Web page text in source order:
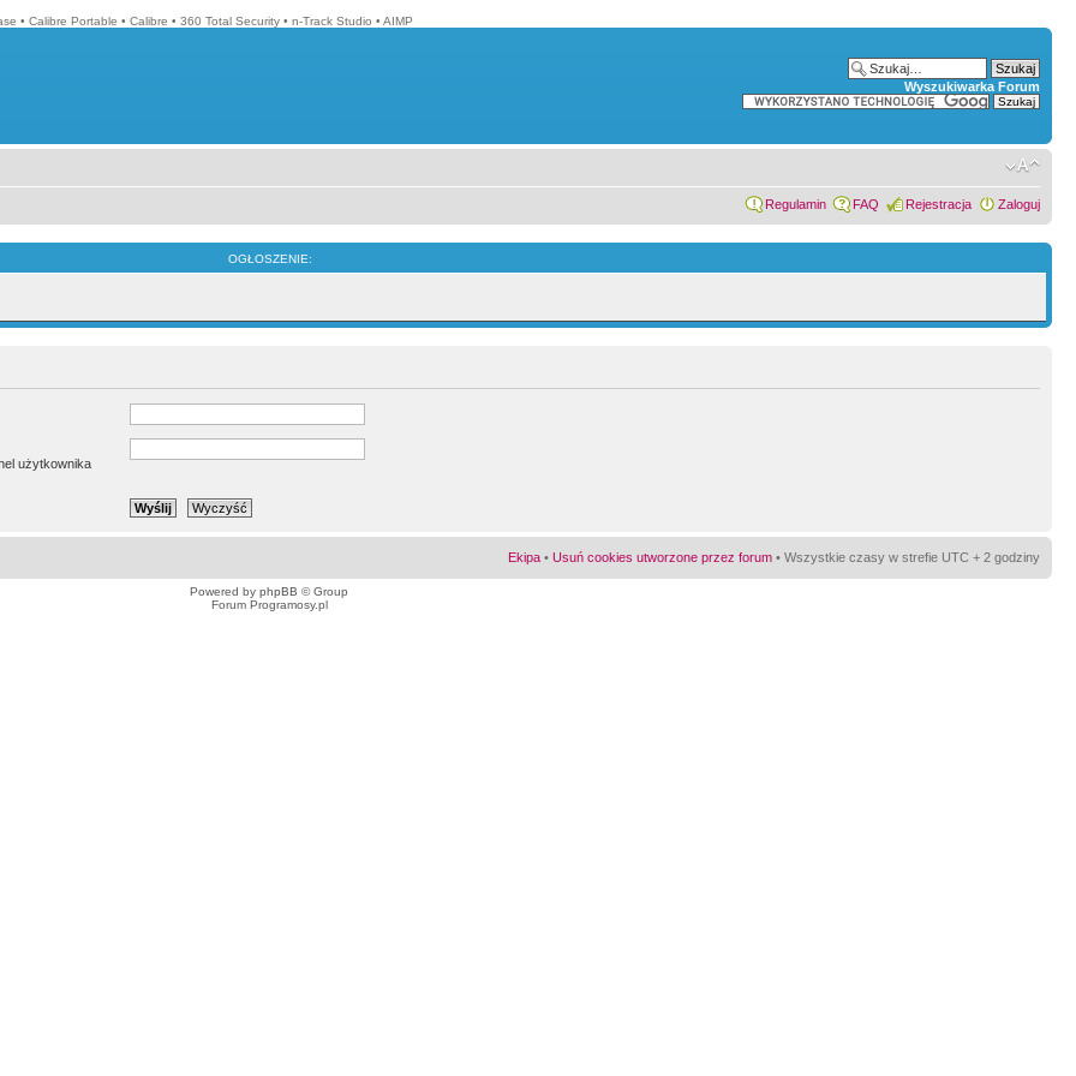
• Calibre Portable • Calibre • 360 Total Security • n-Track Studio • AIMP
Wyszukiwarka Forum
Regulamin FAQ Rejestracja Zaloguj
OGŁOSZENIE:
użytkownika
Ekipa • Usuń cookies utworzone przez forum • Wszystkie czasy w strefie UTC + 2 godziny
Powered by phpBB © Group
Forum Programosy.pl